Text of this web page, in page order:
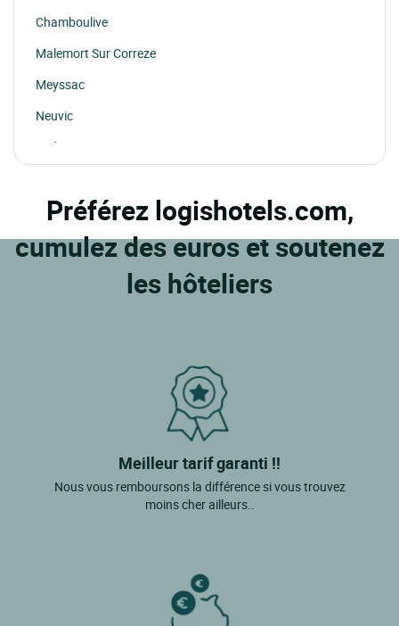
Chamboulive
Malemort Sur Correze
Meyssac
Neuvic
Sadroc
Treignac
Ussel
Préférez logishotels.com,
cumulez des euros et soutenez
les hôteliers
Meilleur tarif garanti !!
Nous vous remboursons la différence si vous trouvez
moins cher ailleurs..